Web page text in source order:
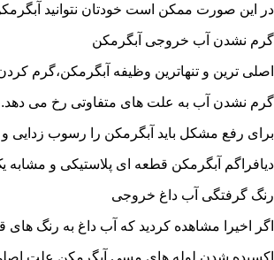
در این صورت ممکن است خودتان نتوانید
گرم نشدن آب خروجی آبگرمکن
اصلی ترین و تنهاترین وظیفه آبگرمکن،گرم
گرم نشدن آب به علت های متفاوتی رخ می
برای رفع مشکل باید آبگرمکن را رسوب زدایی
دیافراگم آبگرمکن قطعه ای پلاستیکی و مشابه
رنگ گرفتگی آب داغ خروجی
اگر اخیرا مشاهده کردید که آب داغ به رنگ
اکسیده شدن لوله های مسی آبگرمکن علت